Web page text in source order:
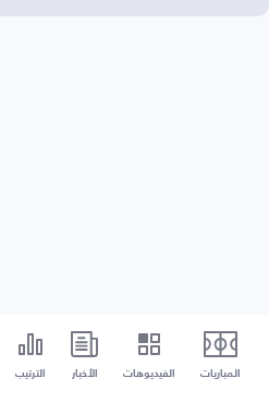
المباريات الفيديوهات الأخبار الترتيب